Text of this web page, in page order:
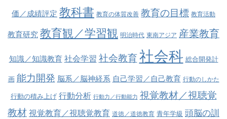
価／成績評定 教科書 教育の体質改善 教育の目標 教育活動
教育研究 教育観／学習観 明治時代 東南アジア 産業教育
知識／知識教育 社会学習 社会教育社会科 総合開発計
画 能力開発 脳系／脳神経系 自己学習／自己教育 行動のしかた
行動の積み上げ 行動分析 行動力／行動能力 視覚教材／視聴覚
教材 視覚教育／視聴覚教育 道徳／道徳教育 青年学級 頭脳の訓